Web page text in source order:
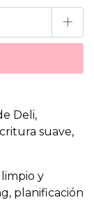
+
Deli,
suave,
y
planificación